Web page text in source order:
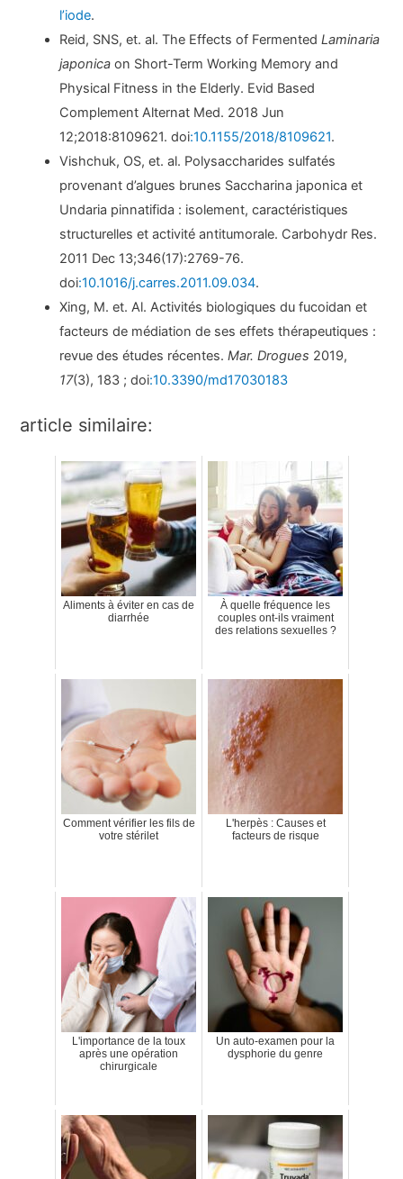
l’iode.
Reid, SNS, et. al. The Effects of FermentedLaminaria
japonica on Short-Term Working Memory and
Physical Fitness in the Elderly. Evid Based
Complement Alternat Med. 2018 Jun
12;2018:8109621. doi:10.1155/2018/8109621.
Vishchuk, OS, et. al. Polysaccharides sulfatés
provenant d’algues brunes Saccharina japonica et
Undaria pinnatifida : isolement, caractéristiques
structurelles et activité antitumorale. Carbohydr Res.
2011 Dec 13;346(17):2769-76.
doi:10.1016/j.carres.2011.09.034.
Xing, M. et. Al. Activités biologiques du fucoidan et
facteurs de médiation de ses effets thérapeutiques :
revue des études récentes.Mar. Drogues 2019,
17(3), 183 ; doi:10.3390/md17030183
article similaire:
Aliments à éviter en cas de
diarrhée
À quelle fréquence les
couples ont-ils vraiment
des relations sexuelles ?
Comment vérifier les fils de
votre stérilet
L'herpès : Causes et
facteurs de risque
L'importance de la toux
après une opération
chirurgicale
Un auto-examen pour la
dysphorie du genre